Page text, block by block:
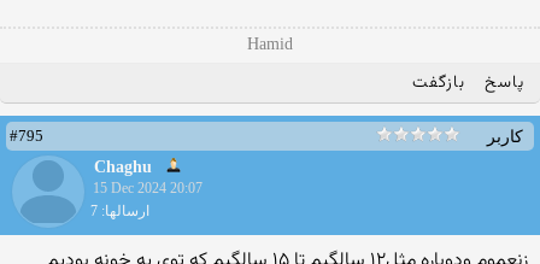
Hamid
پاسخ بازگفت
کاربر
#795
Chaghu
15 Dec 2024 20:07
ارسالها: 7